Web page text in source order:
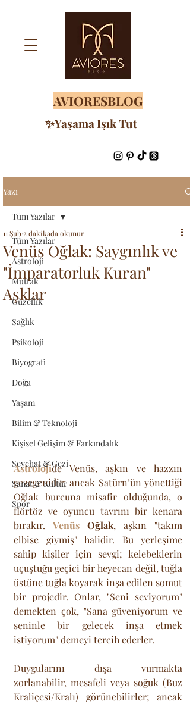
AVIORESBLOG
✨Yaşama Işık Tut
Yazı
Tüm Yazılar
Astroloji
Mutfak
Güzellik
Sağlık
Psikoloji
Biyografi
Doğa
Yaşam
Bilim & Teknoloji
Kişisel Gelişim & Farkındalık
Seyehat & Gezi
Sanat & Kültür
Spor
Tüm Yazılar
Venüs Oğlak: Saygınlık ve
"İmparatorluk Kuran"
Aşklar
11 Şub 2 dakikada okunur
Astrolojide Venüs, aşkın ve hazzın
gezegenidir; ancak Satürn’ün yönettiği
Oğlak burcuna misafir olduğunda, o
flörtöz ve oyuncu tavrını bir kenara
bırakır. Venüs Oğlak, aşkın "takım
elbise giymiş" halidir. Bu yerleşime
sahip kişiler için sevgi; kelebeklerin
uçuştuğu geçici bir heyecan değil, tuğla
üstüne tuğla koyarak inşa edilen somut
bir projedir. Onlar, "Seni seviyorum"
demekten çok, "Sana güveniyorum ve
seninle bir gelecek inşa etmek
istiyorum" demeyi tercih ederler.
Duygularını dışa vurmakta
zorlanabilir, mesafeli veya soğuk (Buz
Kraliçesi/Kralı) görünebilirler; ancak